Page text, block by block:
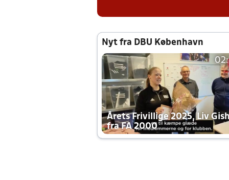
Nyt fra DBU København
Årets Frivillige 2025, Liv Gish
fra FA 2000